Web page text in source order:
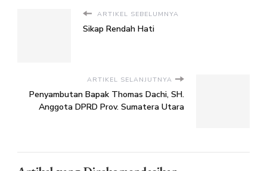
ARTIKEL SEBELUMNYA
Sikap Rendah Hati
ARTIKEL SELANJUTNYA
Penyambutan Bapak Thomas Dachi, SH.
Anggota DPRD Prov. Sumatera Utara